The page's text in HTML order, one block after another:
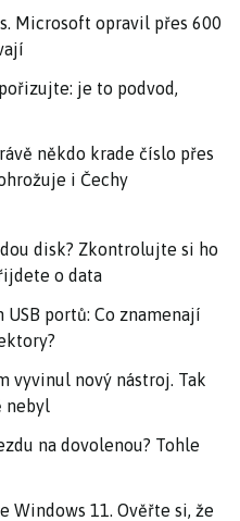
Microsoft opravil přes 600
je to podvod,
někdo krade číslo přes
i Čechy
disk? Zkontrolujte si ho
o data
portů: Co znamenají
vyvinul nový nástroj. Tak
nebyl
na dovolenou? Tohle
Windows 11. Ověřte si, že